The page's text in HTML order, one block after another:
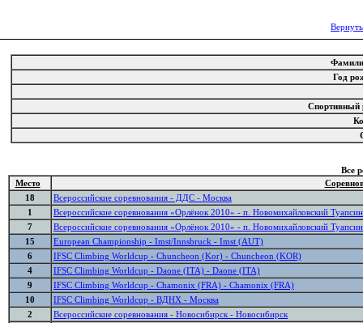
Год
Спортивный
Все
Место
18
Всероссийские соревнования - ДДС - Москва
1
Всероссийские соревнования «Орлёнок 2010» - п. Новомихайловский
7
Всероссийские соревнования «Орлёнок 2010» - п. Новомихайловский
15
European Championship - Imst/Innsbruck - Imst (AUT)
6
IFSC Climbing Worldcup - Chuncheon (Kor) - Chuncheon (KOR)
4
IFSC Climbing Worldcup - Daone (ITA) - Daone (ITA)
9
IFSC Climbing Worldcup - Chamonix (FRA) - Chamonix (FRA)
10
IFSC Climbing Worldcup - ВДНХ - Москва
2
Всероссийские соревнования - Новосибирск - Новосибирск